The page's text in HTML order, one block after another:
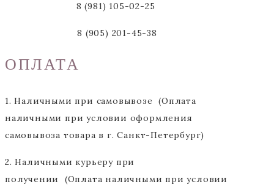
8 (981) 105-02-25
8 (905) 201-45-38
ОПЛАТА
1. Наличными при самовывозе (Оплата
наличными при условии оформления
самовывоза товара в г. Санкт-Петербург)
2. Наличными курьеру при
получении (Оплата наличными при условии